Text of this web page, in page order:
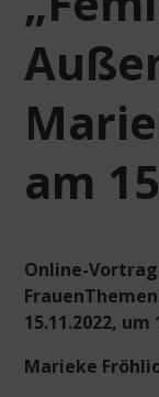
am
Online-
15.11.2022, um
Marieke